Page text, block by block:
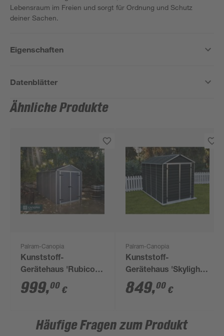
Lebensraum im Freien und sorgt für Ordnung und Schutz
deiner Sachen.
Eigenschaften
Datenblätter
Ähnliche Produkte
Palram-Canopia
Kunststoff-
Gerätehaus 'Rubicon'
185 x 379 cm
Polycarbonat
999,00 €
Palram-Canopia
Kunststoff-
Gerätehaus 'Skylight'
185 x 304 cm
Polycarbonat
849,00 €
Häufige Fragen zum Produkt